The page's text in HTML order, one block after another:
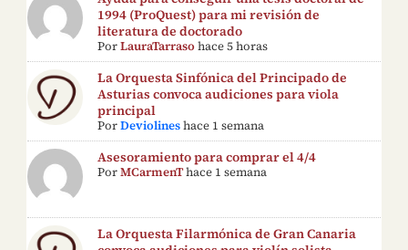
1994 (ProQuest) para mi revisión de
literatura de doctorado
PorLauraTarraso hace 5 horas
La Orquesta Sinfónica del Principado de
Asturias convoca audiciones para viola
principal
PorDeviolines hace 1 semana
Asesoramiento para comprar el 4/4
PorMCarmenThace 1 semana
La Orquesta Filarmónica de Gran Canaria